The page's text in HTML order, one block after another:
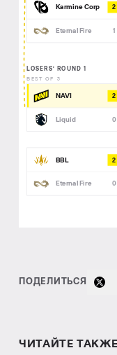
Karmine Corp 2
Eternal Fire 1
LOSERS’ ROUND 1
BEST OF 3
NAVI 2
Liquid 0
BBL 2
Eternal Fire 0
ПОДЕЛИТЬСЯ
ЧИТАЙТЕ ТАКЖЕ